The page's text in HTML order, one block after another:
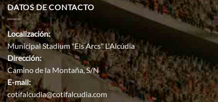
DATOS DE CONTACTO
Localización:
Municipal Stadium "Els Arcs" L'Alcúdia
Dirección:
Camino de la Montaña, S/N
E-mail:
cotifalcudia@cotifalcudia.com